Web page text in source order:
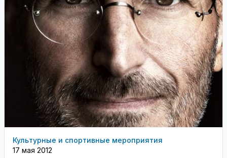
Культурные и спортивные мероприятия
17 мая 2012